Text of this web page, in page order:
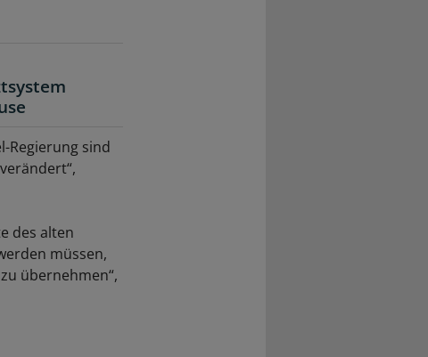
Regierung sind
des alten
müssen,
übernehmen“,